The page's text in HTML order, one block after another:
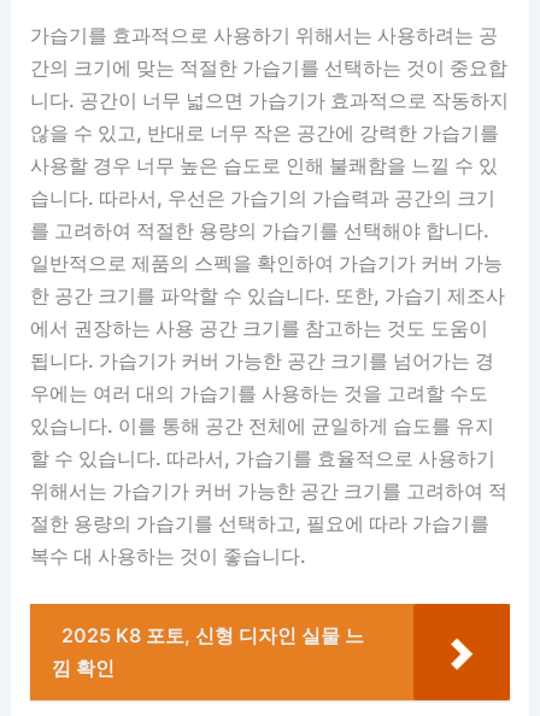
가습기를 효과적으로 사용하기 위해서는 사용하려는 공
간의 크기에 맞는 적절한 가습기를 선택하는 것이 중요합
니다. 공간이 너무 넓으면 가습기가 효과적으로 작동하지
않을 수 있고, 반대로 너무 작은 공간에 강력한 가습기를
사용할 경우 너무 높은 습도로 인해 불쾌함을 느낄 수 있
습니다. 따라서, 우선은 가습기의 가습력과 공간의 크기
를 고려하여 적절한 용량의 가습기를 선택해야 합니다.
일반적으로 제품의 스펙을 확인하여 가습기가 커버 가능
한 공간 크기를 파악할 수 있습니다. 또한, 가습기 제조사
에서 권장하는 사용 공간 크기를 참고하는 것도 도움이
됩니다. 가습기가 커버 가능한 공간 크기를 넘어가는 경
우에는 여러 대의 가습기를 사용하는 것을 고려할 수도
있습니다. 이를 통해 공간 전체에 균일하게 습도를 유지
할 수 있습니다. 따라서, 가습기를 효율적으로 사용하기
위해서는 가습기가 커버 가능한 공간 크기를 고려하여 적
절한 용량의 가습기를 선택하고, 필요에 따라 가습기를
복수 대 사용하는 것이 좋습니다.
2025 K8 포토, 신형 디자인 실물 느
낌 확인